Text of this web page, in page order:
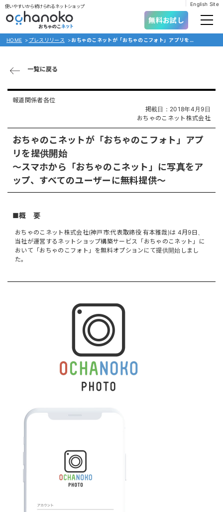
English Site
使いやすいから続けられるネットショップ
無料お試し
HOME > プレスリリース > おちゃのこネットが「おちゃのこフォト」アプリを提供開始〜スマホから「おちゃのこネット」に写真をアップ、すべてのユーザーに無料提供〜
一覧に戻る
報道関係者各位
掲載日：2018年4月9日
おちゃのこネット株式会社
おちゃのこネットが「おちゃのこフォト」アプ
リを提供開始
〜スマホから「おちゃのこネット」に写真をア
ップ、すべてのユーザーに無料提供〜
■概 要
おちゃのこネット株式会社(神戸市:代表取締役 有本雅哉)は 4月9日、
当社が運営するネットショップ構築サービス「おちゃのこネット」に
おいて「おちゃのこフォト」を無料オプションにて提供開始しまし
た。